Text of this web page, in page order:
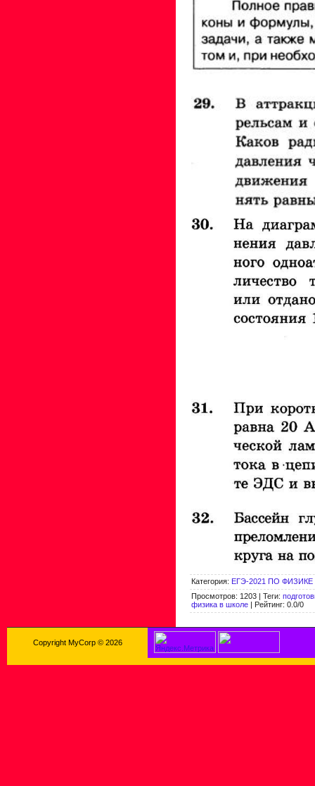
Категория: ЕГЭ-2021 ПО ФИЗИКЕ
Просмотров: 1203 | Теги:
физика в школе | Рейтинг: 0.0/0
Copyright MyCorp © 2026